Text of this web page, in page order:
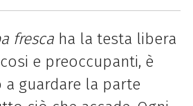
frescaha la testa libera
e preoccupanti, è
guardare la parte